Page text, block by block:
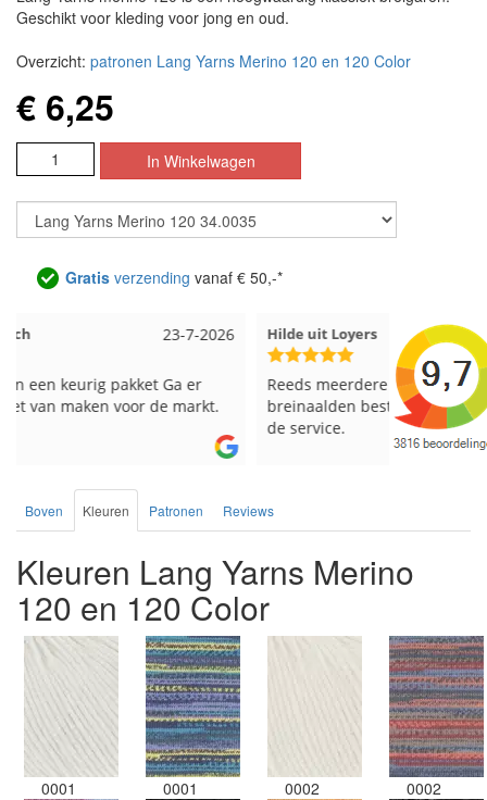
Geschikt voor kleding voor jong en oud.
Overzicht: patronen Lang Yarns Merino 120 en 120 Color
€ 6,25
Gratis verzending vanaf € 50,-*
17-7-2026
Reeds meerdere keren breigaren en
breinaalden besteld, altijd heel tevreden over
Loes uit
Snelle
Boven Kleuren Patronen Reviews
Kleuren Lang Yarns Merino
120 en 120 Color
0001 0001 0002 0002